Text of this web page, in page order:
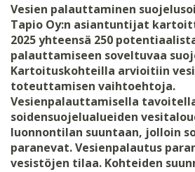
Vesien palauttaminen
Tapio Oy:n asiantuntijat
2025 yhteensä 250
palauttamiseen soveltuvaa
Kartoituskohteilla arvioitiin
toteuttamisen vaihtoehtoja.
Vesienpalauttamisella
soidensuojelualueiden
luonnontilan suuntaan, jolloin
paranevat. Vesienpalautus
vesistöjen tilaa. Kohteiden